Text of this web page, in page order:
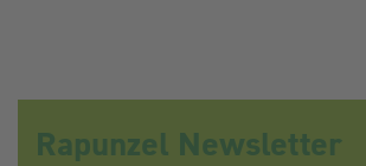
Rapunzel Newsletter